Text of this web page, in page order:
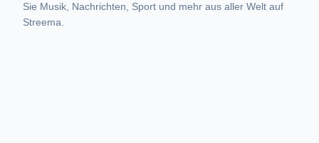
Sie Musik, Nachrichten, Sport und mehr aus aller Welt auf
Streema.